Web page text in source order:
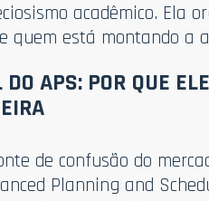
acadêmico. Ela
quem está montando a
APS: POR QUE
de confusão do
Planning and